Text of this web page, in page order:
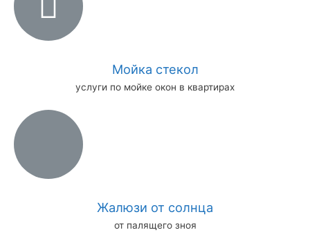
Мойка стекол
услуги по мойке окон в квартирах
Жалюзи от солнца
от палящего зноя